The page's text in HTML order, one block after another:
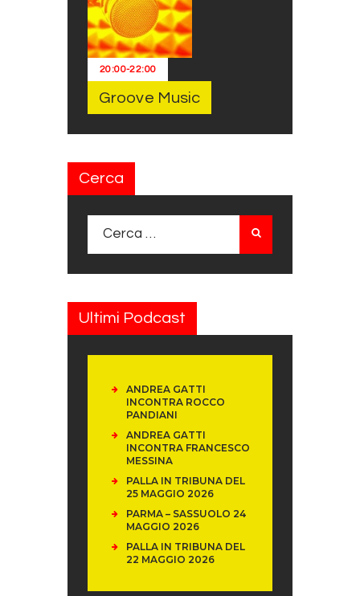
20:00-22:00
Groove Music
Cerca
Ultimi Podcast
ANDREA GATTI
INCONTRA ROCCO
PANDIANI
ANDREA GATTI
INCONTRA FRANCESCO
MESSINA
PALLA IN TRIBUNA DEL
25 MAGGIO 2026
PARMA – SASSUOLO 24
MAGGIO 2026
PALLA IN TRIBUNA DEL
22 MAGGIO 2026